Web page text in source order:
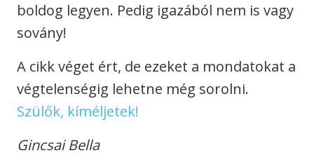
boldog legyen. Pedig igazából nem is vagy
sovány!
A cikk véget ért, de ezeket a mondatokat a
végtelenségig lehetne még sorolni.
Szülők, kíméljetek!
Gincsai Bella